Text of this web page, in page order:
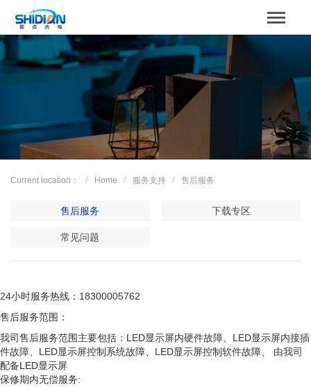
Home
关于我们
Product
Case
Contact us
Current location： Home 服务支持 售后服务
售后服务 下载专区
常见问题
24小时服务热线：18300005762
售后服务范围：
我司售后服务范围主要包括：LED显示屏内硬件故障、LED显示屏内接插
件故障、LED显示屏控制系统故障、LED显示屏控制软件故障、 由我司
配备LED显示屏
保修期内无偿服务: